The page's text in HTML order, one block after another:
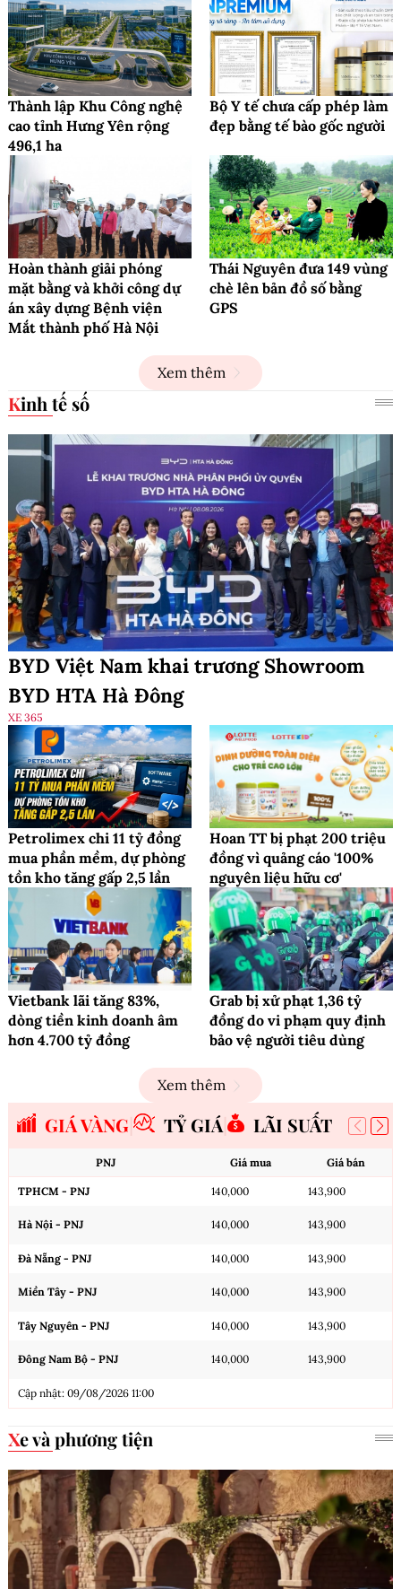
Thành lập Khu Công nghệ
cao tỉnh Hưng Yên rộng
496,1 ha
Bộ Y tế chưa cấp phép làm
đẹp bằng tế bào gốc người
Hoàn thành giải phóng
mặt bằng và khởi công dự
án xây dựng Bệnh viện
Mắt thành phố Hà Nội
Thái Nguyên đưa 149 vùng
chè lên bản đồ số bằng
GPS
Xem thêm
Kinh tế số
BYD Việt Nam khai trương Showroom
BYD HTA Hà Đông
XE 365
Petrolimex chi 11 tỷ đồng
mua phần mềm, dự phòng
tồn kho tăng gấp 2,5 lần
Hoan TT bị phạt 200 triệu
đồng vì quảng cáo '100%
nguyên liệu hữu cơ'
Vietbank lãi tăng 83%,
dòng tiền kinh doanh âm
hơn 4.700 tỷ đồng
Grab bị xử phạt 1,36 tỷ
đồng do vi phạm quy định
bảo vệ người tiêu dùng
Xem thêm
GIÁ VÀNG TỶ GIÁ LÃI SUẤT
PNJ Giá mua Giá bán
TPHCM - PNJ 140,000 143,900
Hà Nội - PNJ 140,000 143,900
Đà Nẵng - PNJ 140,000 143,900
Miền Tây - PNJ 140,000 143,900
Tây Nguyên - PNJ 140,000 143,900
Đông Nam Bộ - PNJ 140,000 143,900
Cập nhật: 09/08/2026 11:00
Xe và phương tiện